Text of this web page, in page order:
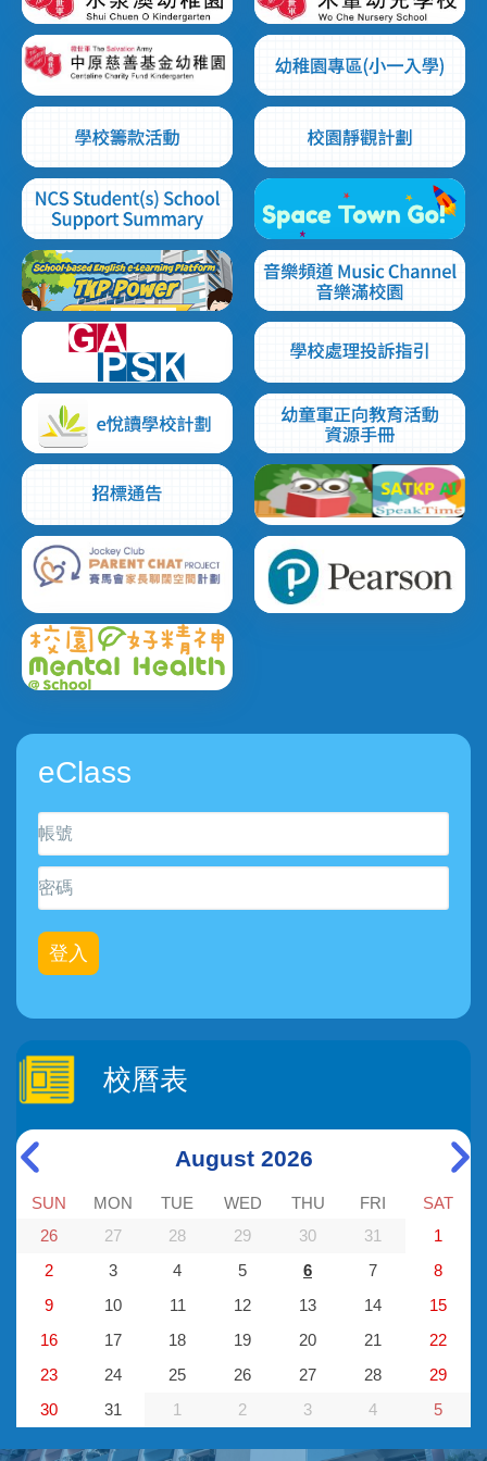
eClass
校曆表
August 2026
SUN MON TUE WED THU FRI
SAT
26
27 28 29 30 31
1
2
3 4 5 6 7
8
9
10 11 12 13 14
15
16
17 18 19 20 21
22
23
24 25 26 27 28
29
30
31 1 2 3 4 5